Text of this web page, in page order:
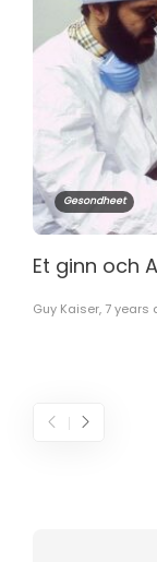
Gesondheet
Et ginn och
Guy Kaiser, 7 years